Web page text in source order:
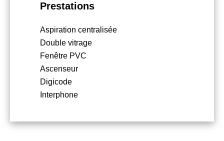
Prestations
Aspiration centralisée
Double vitrage
Fenêtre PVC
Ascenseur
Digicode
Interphone